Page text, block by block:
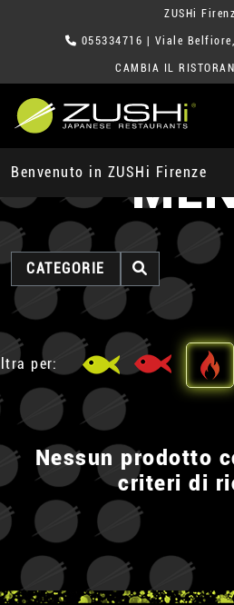
ZUSHi
055334716 | Viale
CAMBIA IL
Benvenuto in ZUSHi Firenze
CATEGORIE
per:
Nessun prodotto
criteri di